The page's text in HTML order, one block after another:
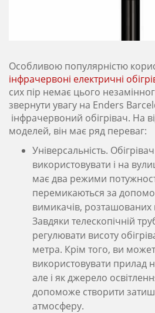
Особливою популярністю
інфрачервоні електричні
сих пір немає цього
звернути увагу на Enders
інфрачервоний обігрівач. На
моделей, він має ряд переваг:
Універсальність.
використовувати і на
має два режими
перемикаються за
вимикачів, розташованих
Завдяки телескопічній
регулювати висоту
метра. Крім того, ви
використовувати прилад
але і як джерело
допоможе створити
атмосферу.